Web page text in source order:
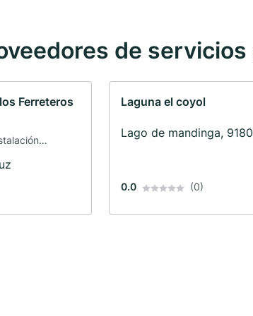
de
Ferreteros
Laguna el coyol
Lago de mandinga,
0.0 (0)